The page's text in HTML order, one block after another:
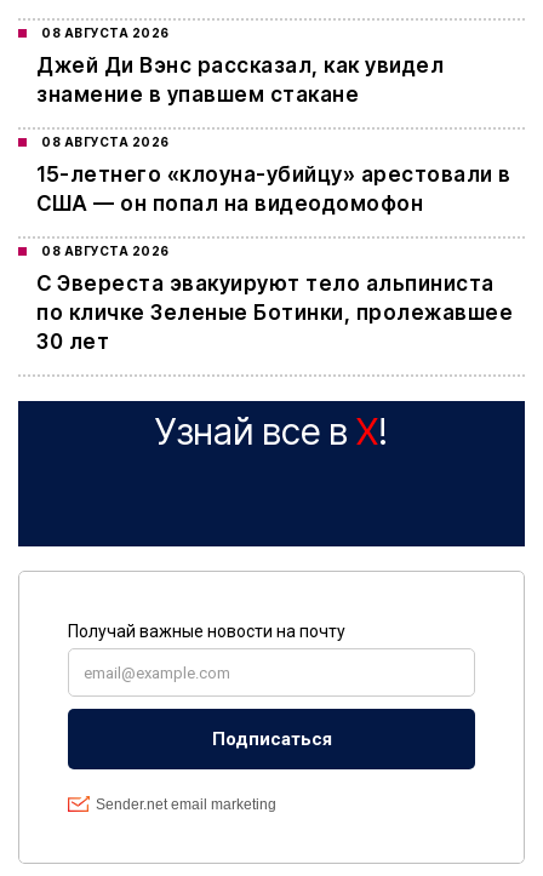
08 АВГУСТА 2026
Джей Ди Вэнс рассказал, как увидел
знамение в упавшем стакане
08 АВГУСТА 2026
15-летнего «клоуна-убийцу» арестовали в
США — он попал на видеодомофон
08 АВГУСТА 2026
С Эвереста эвакуируют тело альпиниста
по кличке Зеленые Ботинки, пролежавшее
30 лет
Узнай все в X!